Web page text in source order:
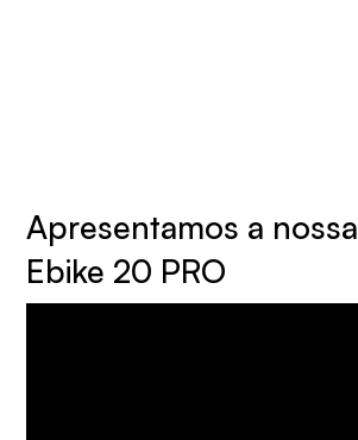
Apresentamos a
Ebike 20 PRO